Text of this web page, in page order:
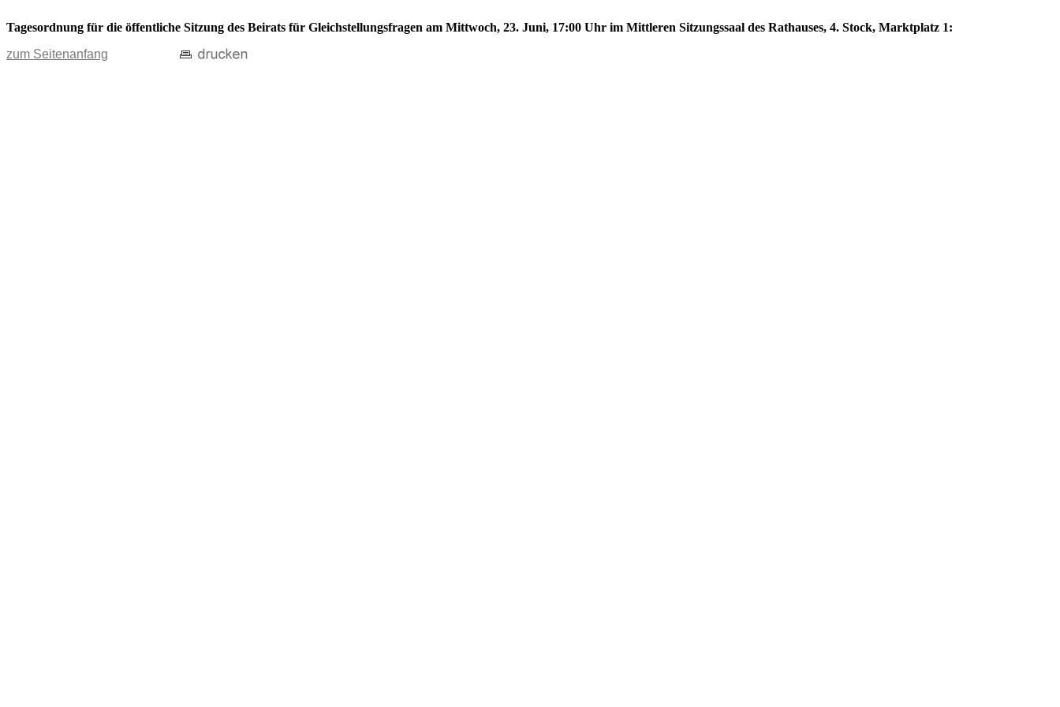
Tagesordnung für die öffentliche Sitzung des Beirats für Gleichstellungsfragen am Mittwoch, 23. Juni, 17:00 Uhr im Mittleren Sitzungssaal des Rathauses, 4. Stock, Marktplatz 1:
zum Seitenanfang